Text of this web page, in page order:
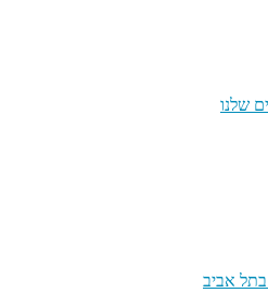
שלנו
בתל אביב